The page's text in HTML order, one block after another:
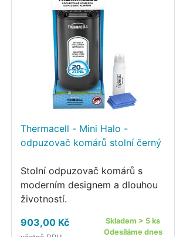
Thermacell - Mini Halo -
odpuzovač komárů stolní černý
Stolní odpuzovač komárů s
moderním designem a dlouhou
životností.
903,00 Kč
Skladem > 5 ks
Odesíláme dnes